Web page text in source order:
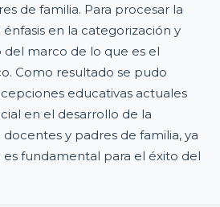
de familia. Para procesar la
en la categorización y
marco de lo que es el
Como resultado se pudo
educativas actuales
en el desarrollo de la
y padres de familia, ya
fundamental para el éxito del